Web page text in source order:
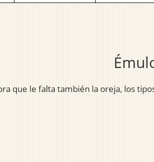
que le falta también la oreja, los